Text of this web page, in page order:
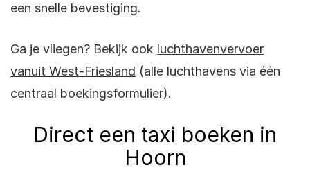
een snelle bevestiging.
Ga je vliegen? Bekijk ook luchthavenvervoer
vanuit West-Friesland (alle luchthavens via één
centraal boekingsformulier).
Direct een taxi boeken in
Hoorn